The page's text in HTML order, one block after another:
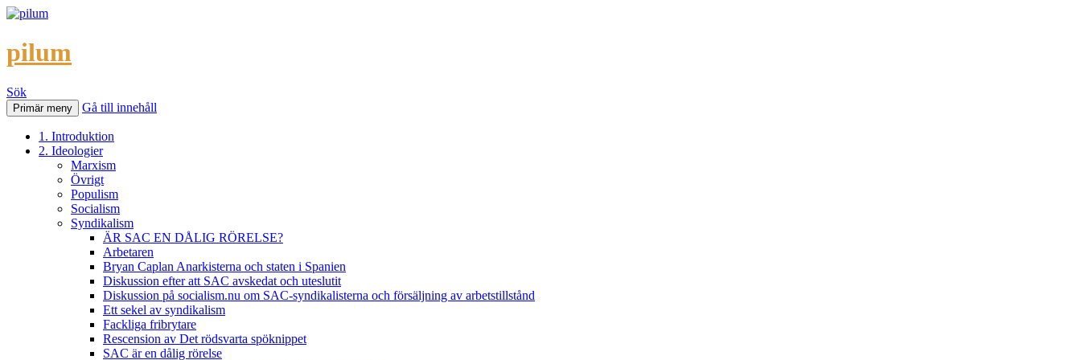
pilum
Sök
Primär meny Gå till innehåll
1. Introduktion
2. Ideologier
Marxism
Övrigt
Populism
Socialism
Syndikalism
ÄR SAC EN DÅLIG RÖRELSE?
Arbetaren
Bryan Caplan Anarkisterna och staten i Spanien
Diskussion efter att SAC avskedat och uteslutit
Diskussion på socialism.nu om SAC-syndikalisterna och försäljning av arbetstillstånd
Ett sekel av syndikalism
Fackliga fribrytare
Rescension av Det rödsvarta spöknippet
SAC är en dålig rörelse